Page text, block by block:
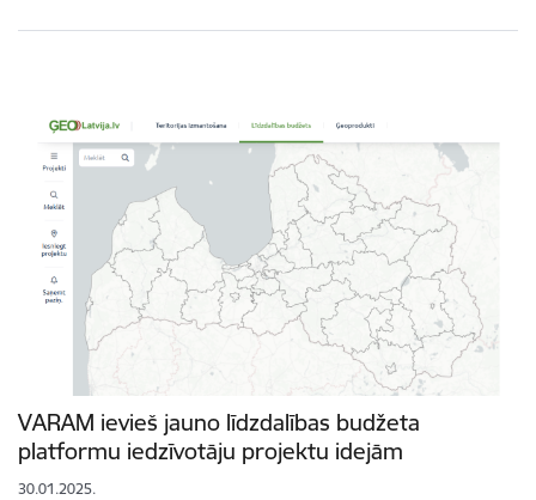
VARAM ievieš jauno līdzdalības budžeta
platformu iedzīvotāju projektu idejām
30.01.2025.